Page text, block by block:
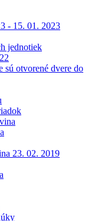
- 15. 01. 2023
jednotiek
otvorené dvere do
23. 02. 2019